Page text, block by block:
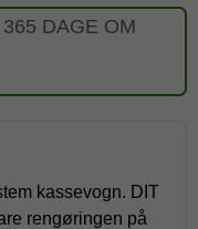
DAGE OM
kassevogn. DIT
rengøringen på